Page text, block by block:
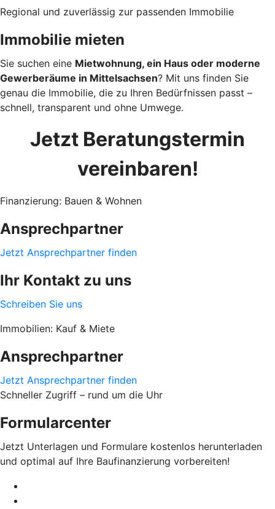
Regional und zuverlässig zur passenden Immobilie
Immobilie mieten
Sie suchen eine Mietwohnung, ein Haus oder moderne
Gewerberäume in Mittelsachsen? Mit uns finden Sie
genau die Immobilie, die zu Ihren Bedürfnissen passt –
schnell, transparent und ohne Umwege.
Jetzt Beratungstermin
vereinbaren!
Finanzierung: Bauen & Wohnen
Ansprechpartner
Jetzt Ansprechpartner finden
Ihr Kontakt zu uns
Schreiben Sie uns
Immobilien: Kauf & Miete
Ansprechpartner
Jetzt Ansprechpartner finden
Schneller Zugriff – rund um die Uhr
Formularcenter
Jetzt Unterlagen und Formulare kostenlos herunterladen
und optimal auf Ihre Baufinanzierung vorbereiten!